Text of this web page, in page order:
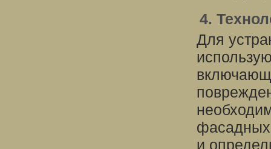
4.
Для
фасадных
и